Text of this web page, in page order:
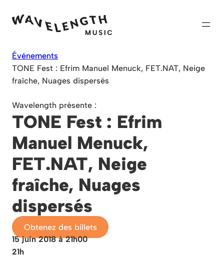
Événements
TONE Fest : Efrim Manuel Menuck, FET.NAT, Neige
fraîche, Nuages dispersés
Wavelength présente :
TONE Fest : Efrim
Manuel Menuck,
FET.NAT, Neige
fraîche, Nuages
dispersés
Obtenez des billets
15 juin 2018 à 21h00
21h